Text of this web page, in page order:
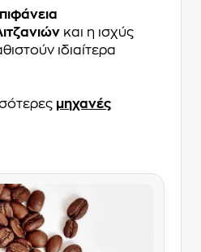
και η ισχύς
ιδιαίτερα
μηχανές